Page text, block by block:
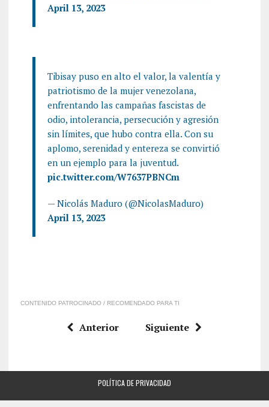
April 13, 2023
Tibisay puso en alto el valor, la valentía y
patriotismo de la mujer venezolana,
enfrentando las campañas fascistas de
odio, intolerancia, persecución y agresión
sin límites, que hubo contra ella. Con su
aplomo, serenidad y entereza se convirtió
en un ejemplo para la juventud.
pic.twitter.com/W7637PBNCm
— Nicolás Maduro (@NicolasMaduro)
April 13, 2023
CONTENIDO PATROCINADO / RECOMENDADO PARA TI
Anterior Siguiente
POLÍTICA DE PRIVACIDAD